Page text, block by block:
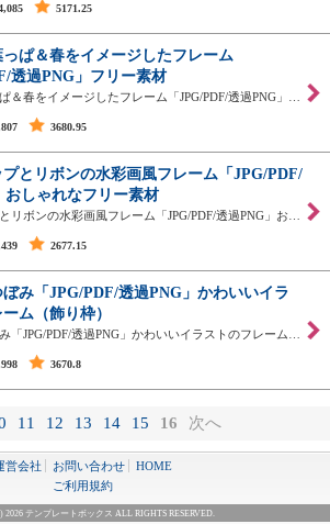
5171.25
ぱ＆春をイメージしたフレーム
透過PNG」フリー素材
＆春をイメージしたフレーム「JPG/PDF/透過PNG」…
3680.95
とリボンの水彩画風フレーム「JPG/PDF/
おしゃれなフリー素材
リボンの水彩画風フレーム「JPG/PDF/透過PNG」お…
2677.15
み「JPG/PDF/透過PNG」かわいいイラ
ム（飾り枠）
「JPG/PDF/透過PNG」かわいいイラストのフレーム…
3670.8
11 12 13 14 15 16 次へ
営会社 お問い合わせ
HOME
ご利用規約
2026 テンプレートボックス ALL RIGHTS RESERVED.